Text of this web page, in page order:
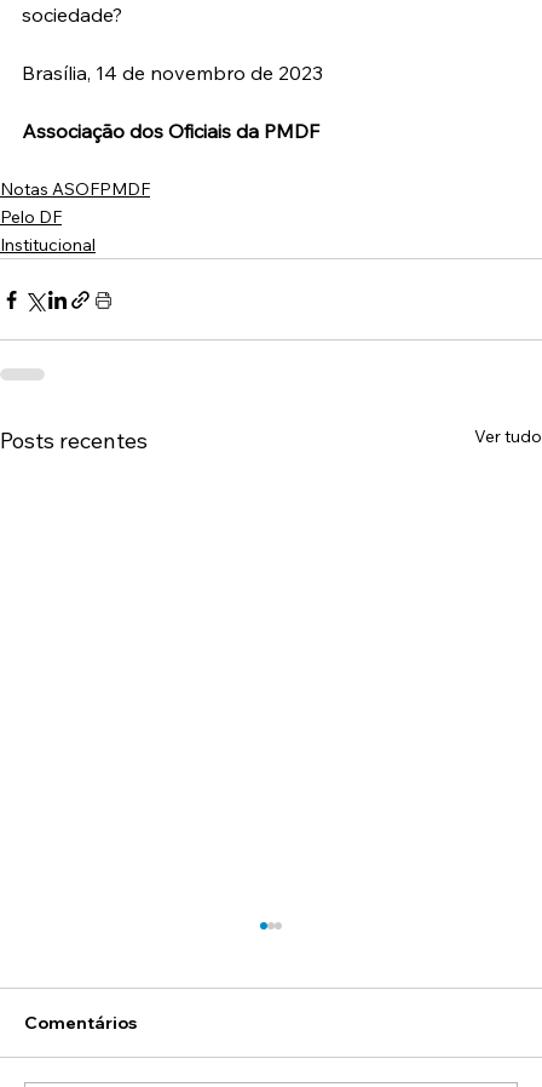
sociedade?
Brasília, 14 de novembro de 2023
Associação dos Oficiais da PMDF
Notas ASOFPMDF
Pelo DF
Institucional
Posts recentes Ver tudo
Comentários